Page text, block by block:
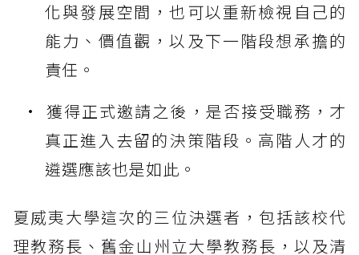
化與發展空間，也可以重新檢視自己的
能力、價值觀，以及下一階段想承擔的
責任。
獲得正式邀請之後，是否接受職務，才
真正進入去留的決策階段。高階人才的
遴選應該也是如此。
夏威夷大學這次的三位決選者，包括該校代
理教務長、舊金山州立大學教務長，以及清